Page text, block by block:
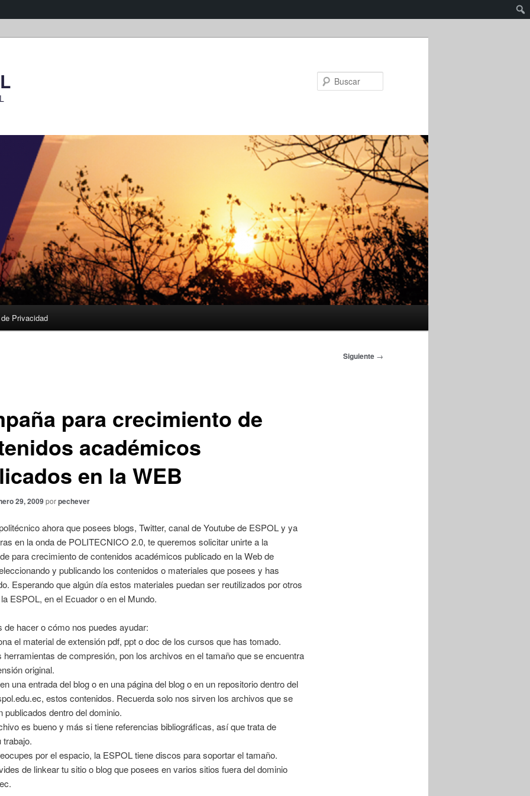
Privacidad
Siguiente →
para crecimiento de
académicos
en la WEB
29, 2009porpechever
ahora que posees blogs, Twitter, canal de Youtube de ESPOL y ya
en la onda de POLITECNICO 2.0, te queremos solicitar unirte a la
para crecimiento de contenidos académicos publicado en la Web de
y publicando los contenidos o materiales que posees y has
Esperando que algún día estos materiales puedan ser reutilizados por otros
ESPOL, en el Ecuador o en el Mundo.
de hacer o cómo nos puedes ayudar:
el material de extensión pdf, ppt o doc de los cursos que has tomado.
herramientas de compresión, pon los archivos en el tamaño que se encuentra
original.
una entrada del blog o en una página del blog o en un repositorio dentro del
estos contenidos. Recuerda solo nos sirven los archivos que se
publicados dentro del dominio.
es bueno y más si tiene referencias bibliográficas, así que trata de
trabajo.
por el espacio, la ESPOL tiene discos para soportar el tamaño.
de linkear tu sitio o blog que posees en varios sitios fuera del dominio